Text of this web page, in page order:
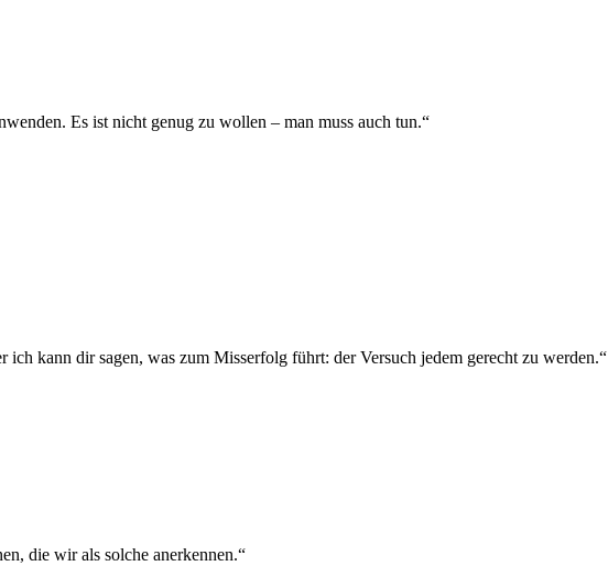
Es ist nicht genug zu wollen – man muss auch tun.“
kann dir sagen, was zum Misserfolg führt: der Versuch jedem gerecht zu werden.“
die wir als solche anerkennen.“